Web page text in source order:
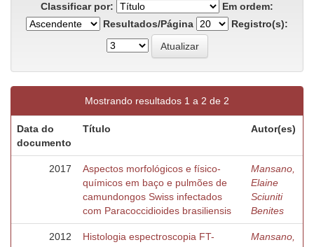
Classificar por:
Em ordem:
Resultados/Página
Registro(s):
Mostrando resultados 1 a 2 de 2
Data do
documento
Título Autor(es)
2017
Aspectos morfológicos e físico-
químicos em baço e pulmões de
camundongos Swiss infectados
com Paracoccidioides brasiliensis
Mansano,
Elaine
Sciuniti
Benites
2012
Histologia espectroscopia FT-
Mansano,